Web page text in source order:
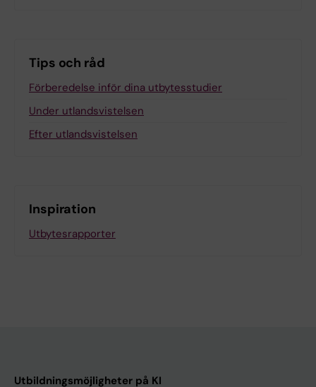
Tips och råd
Förberedelse inför dina utbytesstudier
Under utlandsvistelsen
Efter utlandsvistelsen
Inspiration
Utbytesrapporter
Utbildningsmöjligheter på KI